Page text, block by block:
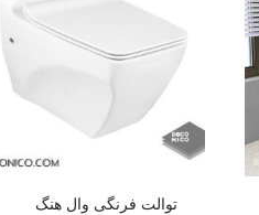
توالت فرنگی وال هنگ